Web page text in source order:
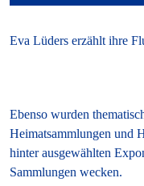
Eva Lüders erzählt ihre
Ebenso wurden
Heimatsammlungen und
hinter ausgewählten
Sammlungen wecken.